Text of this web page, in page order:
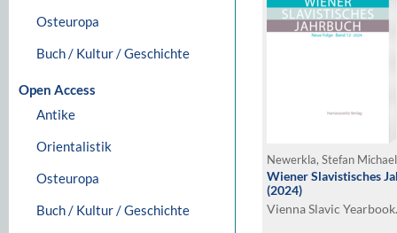
Osteuropa
Buch / Kultur / Geschichte
Open Access
Antike
Orientalistik
Osteuropa
Buch / Kultur / Geschichte
Newerkla, Stefan
Wiener Slavistisches
(2024)
Vienna Slavic